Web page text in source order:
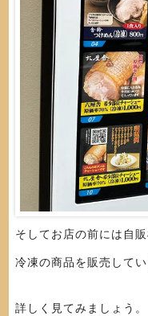
そしてお店の前には自販
冷凍の商品を販売してい
詳しく見てみましょう。